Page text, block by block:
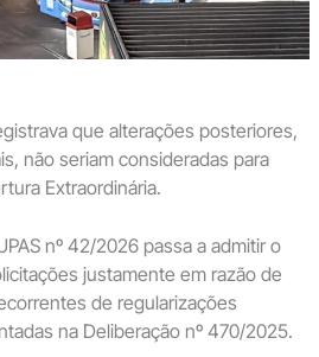
que alterações posteriores,
não seriam consideradas para
Extraordinária.
nº 42/2026 passa a admitir o
justamente em razão de
de regularizações
na Deliberação nº 470/2025.